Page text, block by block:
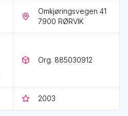
Omkjøringsvegen 41
7900 RØRVIK
Org. 885030912
2003